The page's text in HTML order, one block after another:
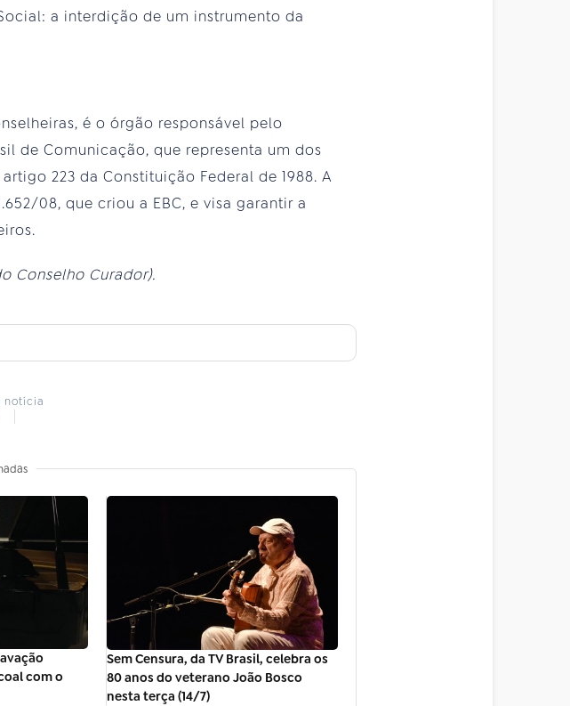
a interdição de um instrumento da
é o órgão responsável pelo
de Comunicação, que representa um dos
223 da Constituição Federal de 1988. A
08, que criou a EBC, e visa garantir a
Conselho Curador).
notícia
com o
Sem Censura, da TV Brasil, celebra os
80 anos do veterano João Bosco
nesta terça (14/7)